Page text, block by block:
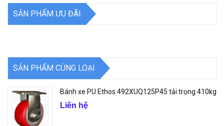
SẢN PHẨM ƯU ĐÃI
SẢN PHẨM CÙNG LOẠI
Bánh xe PU Ethos 492XUQ125P45 tải trọng 410kg
Liên hệ